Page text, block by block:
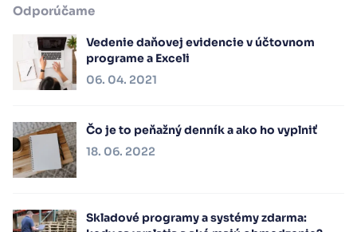
Odporúčame
Vedenie daňovej evidencie v účtovnom
programe a Exceli
06. 04. 2021
Čo je to peňažný denník a ako ho vyplniť
18. 06. 2022
Skladové programy a systémy zdarma: